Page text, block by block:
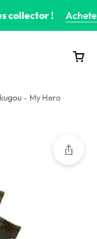
collector !
– My Hero